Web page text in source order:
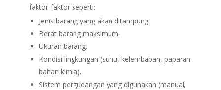
faktor-faktor seperti:
Jenis barang yang akan ditampung.
Berat barang maksimum.
Ukuran barang.
Kondisi lingkungan (suhu, kelembaban, paparan
bahan kimia).
Sistem pergudangan yang digunakan (manual,